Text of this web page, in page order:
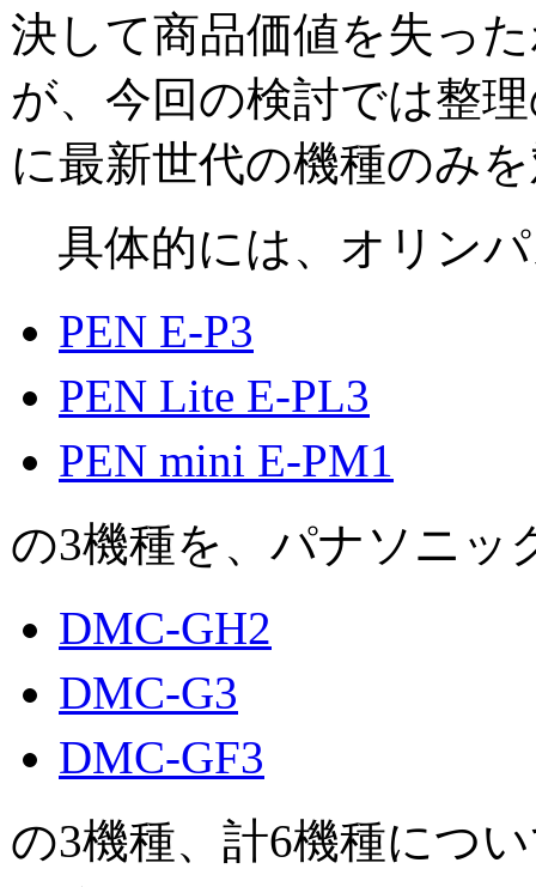
決して商品価値を失っ
が、今回の検討では整
に最新世代の機種のみ
具体的には、オリン
PEN E-P3
PEN Lite E-PL3
PEN mini E-PM1
の3機種を、パナソニッ
DMC-GH2
DMC-G3
DMC-GF3
の3機種、計6機種につ